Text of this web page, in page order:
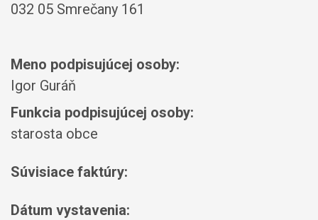
032 05 Smrečany 161
Meno podpisujúcej osoby:
Igor Guráň
Funkcia podpisujúcej osoby:
starosta obce
Súvisiace faktúry:
Dátum vystavenia: